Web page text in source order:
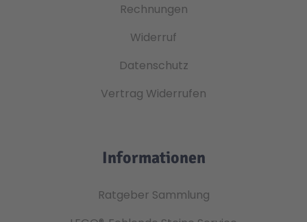
Rechnungen
Widerruf
Datenschutz
Vertrag Widerrufen
Informationen
Ratgeber Sammlung